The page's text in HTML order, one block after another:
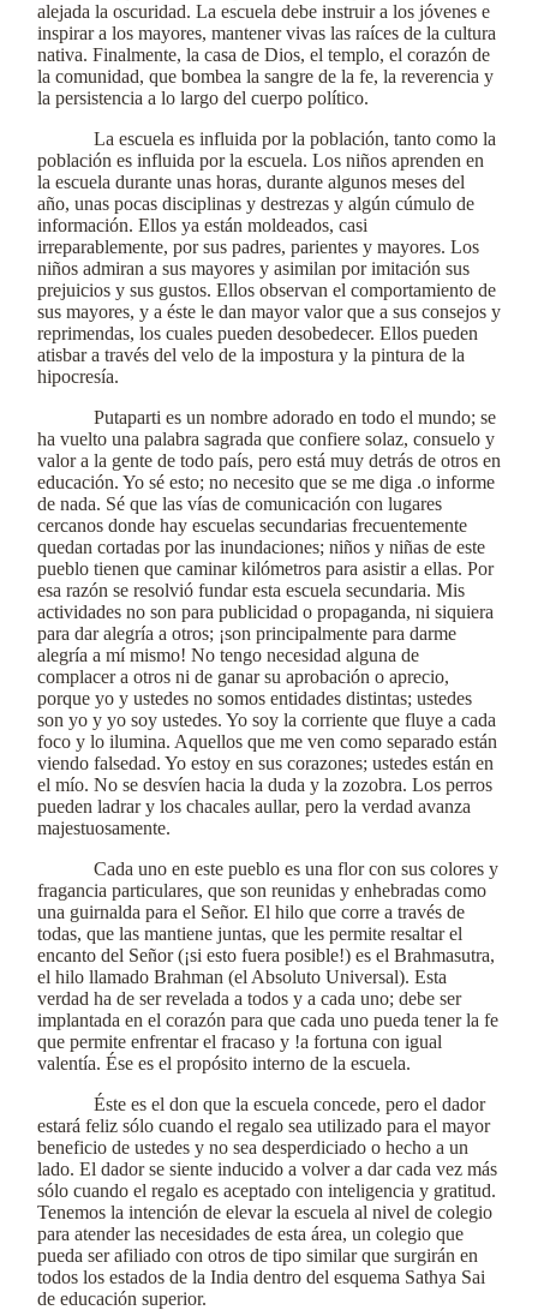
alejada la oscuridad. La escuela debe instruir a los jóvenes e
inspirar a los mayores, mantener vivas las raíces de la cultura
nativa. Finalmente, la casa de Dios, el templo, el corazón de
la comunidad, que bombea la sangre de la fe, la reverencia y
la persistencia a lo largo del cuerpo político.
La escuela es influida por la población, tanto como la
población es influida por la escuela. Los niños aprenden en
la escuela durante unas horas, durante algunos meses del
año, unas pocas disciplinas y destrezas y algún cúmulo de
información. Ellos ya están moldeados, casi
irreparablemente, por sus padres, parientes y mayores. Los
niños admiran a sus mayores y asimilan por imitación sus
prejuicios y sus gustos. Ellos observan el comportamiento de
sus mayores, y a éste le dan mayor valor que a sus consejos y
reprimendas, los cuales pueden desobedecer. Ellos pueden
atisbar a través del velo de la impostura y la pintura de la
hipocresía.
Putaparti es un nombre adorado en todo el mundo; se
ha vuelto una palabra sagrada que confiere solaz, consuelo y
valor a la gente de todo país, pero está muy detrás de otros en
educación. Yo sé esto; no necesito que se me diga .o informe
de nada. Sé que las vías de comunicación con lugares
cercanos donde hay escuelas secundarias frecuentemente
quedan cortadas por las inundaciones; niños y niñas de este
pueblo tienen que caminar kilómetros para asistir a ellas. Por
esa razón se resolvió fundar esta escuela secundaria. Mis
actividades no son para publicidad o propaganda, ni siquiera
para dar alegría a otros; ¡son principalmente para darme
alegría a mí mismo! No tengo necesidad alguna de
complacer a otros ni de ganar su aprobación o aprecio,
porque yo y ustedes no somos entidades distintas; ustedes
son yo y yo soy ustedes. Yo soy la corriente que fluye a cada
foco y lo ilumina. Aquellos que me ven como separado están
viendo falsedad. Yo estoy en sus corazones; ustedes están en
el mío. No se desvíen hacia la duda y la zozobra. Los perros
pueden ladrar y los chacales aullar, pero la verdad avanza
majestuosamente.
Cada uno en este pueblo es una flor con sus colores y
fragancia particulares, que son reunidas y enhebradas como
una guirnalda para el Señor. El hilo que corre a través de
todas, que las mantiene juntas, que les permite resaltar el
encanto del Señor (¡si esto fuera posible!) es el Brahmasutra,
el hilo llamado Brahman (el Absoluto Universal). Esta
verdad ha de ser revelada a todos y a cada uno; debe ser
implantada en el corazón para que cada uno pueda tener la fe
que permite enfrentar el fracaso y !a fortuna con igual
valentía. Ése es el propósito interno de la escuela.
Éste es el don que la escuela concede, pero el dador
estará feliz sólo cuando el regalo sea utilizado para el mayor
beneficio de ustedes y no sea desperdiciado o hecho a un
lado. El dador se siente inducido a volver a dar cada vez más
sólo cuando el regalo es aceptado con inteligencia y gratitud.
Tenemos la intención de elevar la escuela al nivel de colegio
para atender las necesidades de esta área, un colegio que
pueda ser afiliado con otros de tipo similar que surgirán en
todos los estados de la India dentro del esquema Sathya Sai
de educación superior.